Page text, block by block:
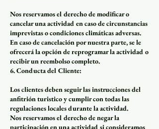
Nos reservamos el derecho de modificar o
cancelar una actividad en caso de circunstancias
imprevistas o condiciones climáticas adversas.
En caso de cancelación por nuestra parte, se le
ofrecerá la opción de reprogramar la actividad o
recibir un reembolso completo.
6. Conducta del Cliente:
Los clientes deben seguir las instrucciones del
anfitrión turistico y cumplir con todas las
regulaciones locales durante la actividad.
Nos reservamos el derecho de negar la
participación en una actividad si consideramos